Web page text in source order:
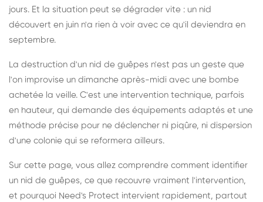
jours. Et la situation peut se dégrader vite : un nid
découvert en juin n'a rien à voir avec ce qu'il deviendra en
septembre.
La destruction d'un nid de guêpes n'est pas un geste que
l'on improvise un dimanche après-midi avec une bombe
achetée la veille. C'est une intervention technique, parfois
en hauteur, qui demande des équipements adaptés et une
méthode précise pour ne déclencher ni piqûre, ni dispersion
d'une colonie qui se reformera ailleurs.
Sur cette page, vous allez comprendre comment identifier
un nid de guêpes, ce que recouvre vraiment l'intervention,
et pourquoi Need's Protect intervient rapidement, partout